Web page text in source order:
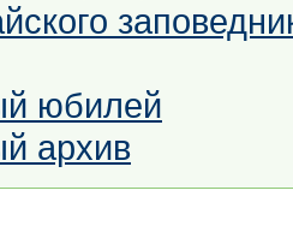
юбилей
архив